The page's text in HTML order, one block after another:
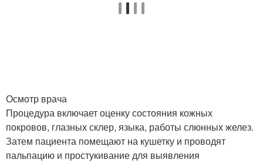
Осмотр врача
Процедура включает оценку состояния кожных
покровов, глазных склер, языка, работы слюнных желез.
Затем пациента помещают на кушетку и проводят
пальпацию и простукивание для выявления